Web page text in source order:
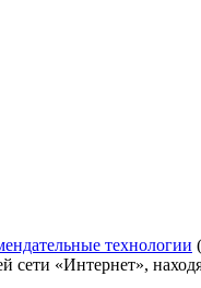
технологии
сети «Интернет»,